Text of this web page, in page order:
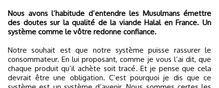
Nous avons l’habitude d’entendre les Musulmans émettre
des doutes sur la qualité de la viande Halal en France. Un
système comme le vôtre redonne confiance.
Notre souhait est que notre système puisse rassurer le
consommateur. En lui proposant, comme je vous l’ai dit, que
chaque produit qu’il achète soit tracé. Et je pense que cela
devrait être une obligation. C’est pourquoi je dis que ce